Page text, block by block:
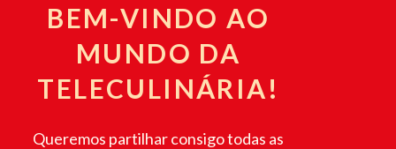
BEM-VINDO AO
MUNDO DA
TELECULINÁRIA!
Queremos partilhar consigo todas as